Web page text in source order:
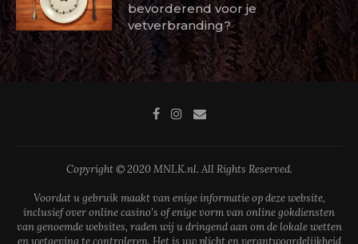
bevorderend voor je
vetverbranding?
Copyright © 2020 MNLK.nl. All Rights Reserved.
Voordat u gebruik maakt van enige informatie op deze website,
inclusief over online casino's of enige vorm van online gokdiensten
van genoemde websites, raden wij u dringend aan om de lokale wetten
en wetgeving te controleren. Het is uw plicht en verantwoordelijkheid